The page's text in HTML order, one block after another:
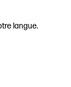
langue.